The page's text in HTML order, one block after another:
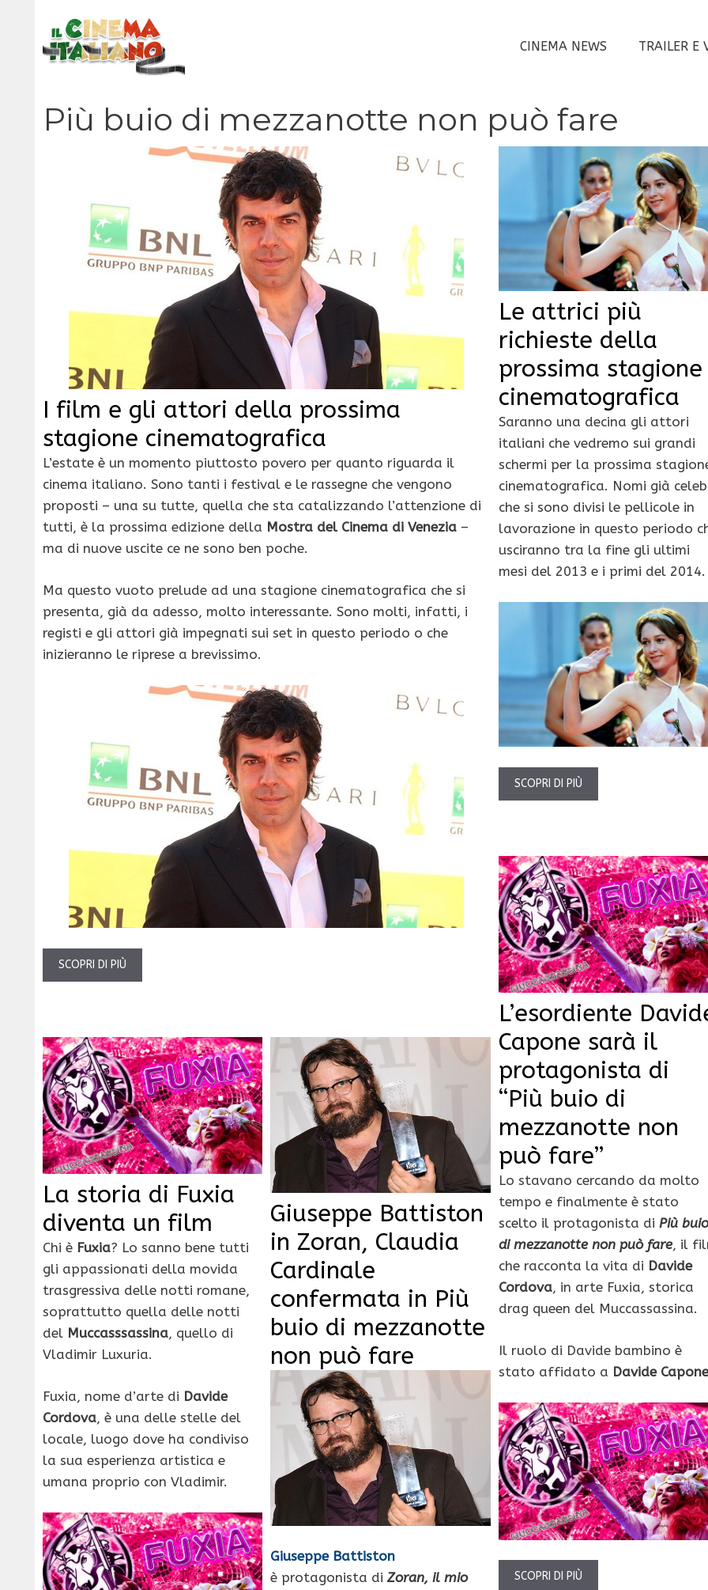
contenuto
CINEMA NEWS TRAILER E
Più buio di mezzanotte non può fare
I film e gli attori della prossima
stagione cinematografica
L’estate è un momento piuttosto povero per quanto riguarda il
cinema italiano. Sono tanti i festival e le rassegne che vengono
proposti – una su tutte, quella che sta catalizzando l’attenzione di
tutti, è la prossima edizione della Mostra del Cinema di Venezia –
ma di nuove uscite ce ne sono ben poche.
Ma questo vuoto prelude ad una stagione cinematografica che si
presenta, già da adesso, molto interessante. Sono molti, infatti, i
registi e gli attori già impegnati sui set in questo periodo o che
inizieranno le riprese a brevissimo.
SCOPRI DI PIÙ
Le attrici più
richieste della
prossima stagione
cinematografica
Saranno una decina gli attori
italiani che vedremo sui grandi
schermi per la prossima
cinematografica. Nomi già
che si sono divisi le pellicole in
lavorazione in questo periodo
usciranno tra la fine gli ultimi
mesi del 2013 e i primi del 2014.
SCOPRI DI PIÙ
L’esordiente
Capone sarà il
protagonista di
“Più buio di
mezzanotte non
può fare”
Lo stavano cercando da molto
tempo e finalmente è stato
scelto il protagonista di Più buio
di mezzanotte non può fare, il
che racconta la vita di Davide
Cordova, in arte Fuxia, storica
drag queen del Muccassassina.
Il ruolo di Davide bambino è
stato affidato a Davide Capone
SCOPRI DI PIÙ
La storia di Fuxia
diventa un film
Chi è Fuxia? Lo sanno bene tutti
gli appassionati della movida
trasgressiva delle notti romane,
soprattutto quella delle notti
del Muccasssassina, quello di
Vladimir Luxuria.
Fuxia, nome d’arte di Davide
Cordova, è una delle stelle del
locale, luogo dove ha condiviso
la sua esperienza artistica e
umana proprio con Vladimir.
Giuseppe Battiston
in Zoran, Claudia
Cardinale
confermata in Più
buio di mezzanotte
non può fare
Giuseppe Battiston
è protagonista diZoran, il mio